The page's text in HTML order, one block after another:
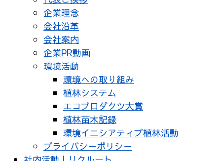
企業理念
会社沿革
会社案内
企業PR動画
環境活動
環境への取り組み
植林システム
エコプロダクツ大賞
植林苗木記録
環境イニシアティブ植林活動
プライバシーポリシー